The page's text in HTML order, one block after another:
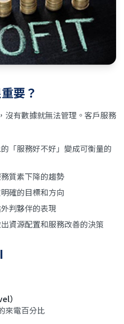
要？
沒有數據就無法管理。客戶服務
的「服務好不好」變成可衡量的
質素下降的趨勢
確的目標和方向
判夥伴的表現
出資源配置和服務改善的決策
）
來電百分比